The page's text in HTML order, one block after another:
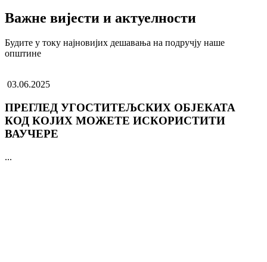
Важне вијести и актуелности
Будите у току најновијих дешавања на подручју наше
општине
03.06.2025
ПРЕГЛЕД УГОСТИТЕЉСКИХ ОБЈЕКАТА
КОД КОЈИХ МОЖЕТЕ ИСКОРИСТИТИ
ВАУЧЕРЕ
...